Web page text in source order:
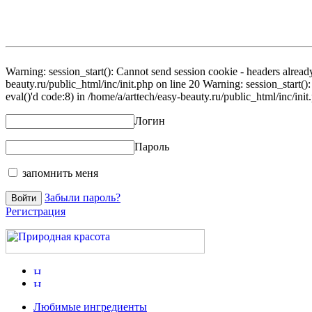
Warning: session_start(): Cannot send session cookie - headers
beauty.ru/public_html/inc/init.php on line 20 Warning:
eval()'d code:8) in /home/a/arttech/easy-beauty.ru/public_html/inc/
Логин
Пароль
запомнить меня
Забыли пароль?
Регистрация
Любимые ингредиенты